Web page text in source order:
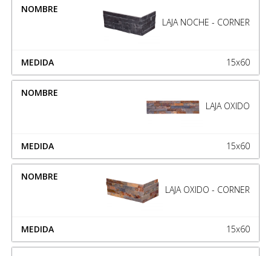
LAJA NOCHE - CORNER
15x60
LAJA OXIDO
15x60
LAJA OXIDO - CORNER
15x60